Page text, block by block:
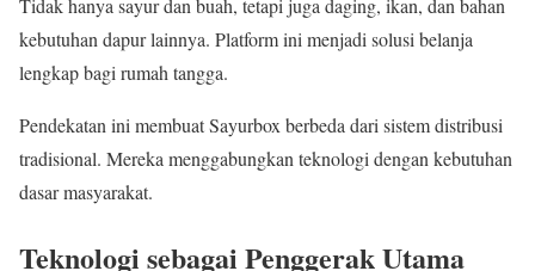
Tidak hanya sayur dan buah, tetapi juga daging, ikan, dan bahan
kebutuhan dapur lainnya. Platform ini menjadi solusi belanja
lengkap bagi rumah tangga.
Pendekatan ini membuat Sayurbox berbeda dari sistem distribusi
tradisional. Mereka menggabungkan teknologi dengan kebutuhan
dasar masyarakat.
Teknologi sebagai Penggerak Utama